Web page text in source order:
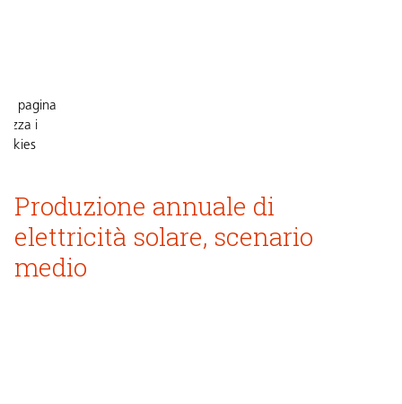
pagina
i
Produzione annuale di
elettricità solare, scenario
medio